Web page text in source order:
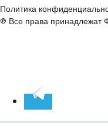
Политика
® Все права принадлежат